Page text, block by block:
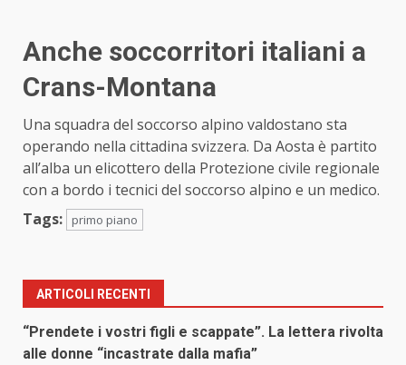
Anche soccorritori italiani a
Crans-Montana
Una squadra del soccorso alpino valdostano sta
operando nella cittadina svizzera. Da Aosta è partito
all’alba un elicottero della Protezione civile regionale
con a bordo i tecnici del soccorso alpino e un medico.
Tags:
primo piano
ARTICOLI RECENTI
“Prendete i vostri figli e scappate”. La lettera rivolta
alle donne “incastrate dalla mafia”